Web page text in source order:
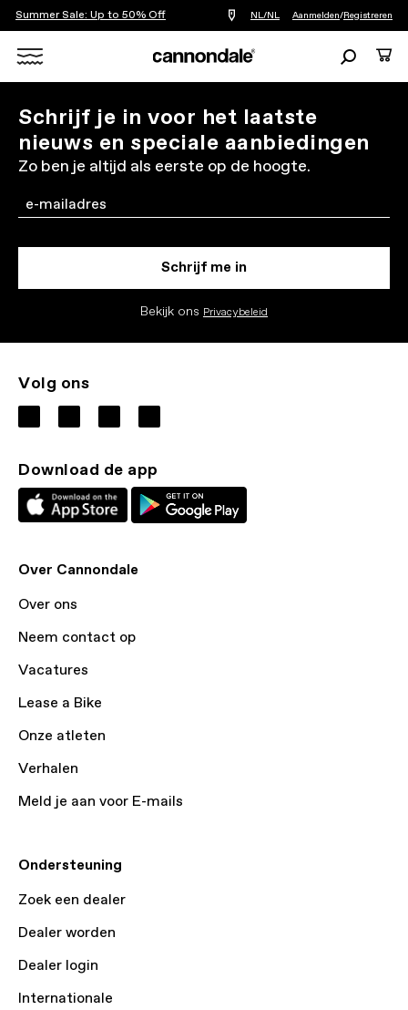
Summer Sale: Up to 50% Off
Vind
een
bij
in
buurt
NL/NL Aanmelden/Registreren
ZoekenCart
Schrijf je in voor het laatste
nieuws en speciale aanbiedingen
Zo ben je altijd als eerste op de hoogte.
Email
Schrijf me in
Bekijk ons Privacybeleid
Volg ons
Download de app
Over Cannondale
Over ons
Neem contact op
Vacatures
Lease a Bike
Onze atleten
Verhalen
Meld je aan voor E-mails
Ondersteuning
Zoek een dealer
Dealer worden
Dealer login
Internationale